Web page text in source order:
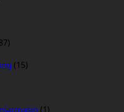
(15)
(1)